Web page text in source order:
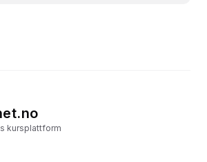
kursplattform